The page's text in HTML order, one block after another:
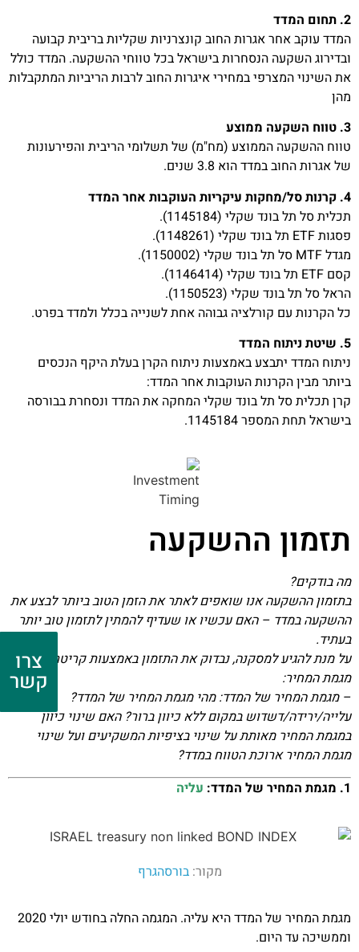
2. תחום המדד
המדד עוקב אחר אגרות החוב קונצרניות שקליות בריבית קבועה
ובדירוג השקעה הנסחרות בישראל בכל טווחי ההשקעה. המדד כולל
את השינוי המצרפי במחירי איגרות החוב לרבות הריביות המתקבלות
מהן
3. טווח השקעה ממוצע
טווח ההשקעה הממוצע (מח"מ) של תשלומי הריבית והפירעונות
של אגרות החוב במדד הוא 3.8 שנים.
4. קרנות סל/מחקות עיקריות העוקבות אחר המדד
תכלית סל תל בונד שקלי (1145184).
פסגות ETF תל בונד שקלי (1148261).
מגדל MTF סל תל בונד שקלי (1150002).
קסם ETF תל בונד שקלי (1146414).
הראל סל תל בונד שקלי (1150523).
כל הקרנות עם קורלציה גבוהה אחת לשנייה בכלל ולמדד בפרט.
5. שיטת ניתוח המדד
ניתוח המדד יתבצע באמצעות ניתוח הקרן בעלת היקף הנכסים
ביותר מבין הקרנות העוקבות אחר המדד:
קרן תכלית סל תל בונד שקלי המחקה את המדד ונסחרת בבורסה
בישראל תחת המספר 1145184.
תזמון ההשקעה
מה בודקים?
בתזמון ההשקעה אנו שואפים לאתר את הזמן הטוב ביותר לבצע את
ההשקעה במדד – האם עכשיו או שעדיף להמתין לתזמון טוב יותר
בעתיד.
על מנת להגיע למסקנה, נבדוק את התזמון באמצעות קריטריון ניתוח
מגמת המחיר:
– מגמת המחיר של המדד: מהי מגמת המחיר של המדד?
עלייה/ירידה/דשדוש במקום ללא כיוון ברור? האם שינוי כיוון
במגמת המחיר מאותת על שינוי בציפיות המשקיעים ועל שינוי
מגמת המחיר ארוכת הטווח במדד?
1. מגמת המחיר של המדד:
עליה
מקור:בורסהגרף
מגמת המחיר של המדד היא עליה. המגמה החלה בחודש יולי 2020
וממשיכה עד היום.
צרו
קשר